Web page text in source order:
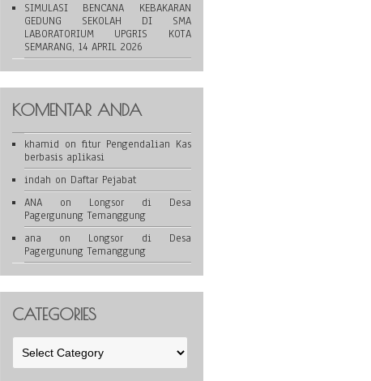
SIMULASI BENCANA KEBAKARAN
GEDUNG SEKOLAH DI SMA
LABORATORIUM UPGRIS KOTA
SEMARANG, 14 APRIL 2026
KOMENTAR ANDA
khamid on fitur Pengendalian Kas
berbasis aplikasi
indah on Daftar Pejabat
ANAon Longsor di Desa
Pagergunung Temanggung
ana on Longsor di Desa
Pagergunung Temanggung
CATEGORIES
Categories